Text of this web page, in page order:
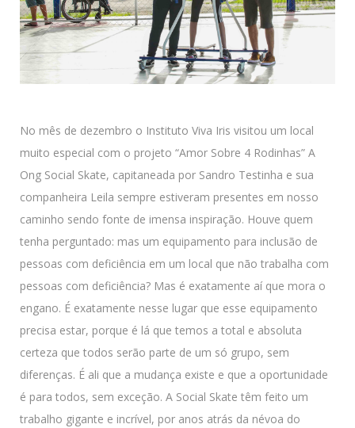
No mês de dezembro o Instituto Viva Iris visitou um local
muito especial com o projeto “Amor Sobre 4 Rodinhas” A
Ong Social Skate, capitaneada por Sandro Testinha e sua
companheira Leila sempre estiveram presentes em nosso
caminho sendo fonte de imensa inspiração. Houve quem
tenha perguntado: mas um equipamento para inclusão de
pessoas com deficiência em um local que não trabalha com
pessoas com deficiência? Mas é exatamente aí que mora o
engano. É exatamente nesse lugar que esse equipamento
precisa estar, porque é lá que temos a total e absoluta
certeza que todos serão parte de um só grupo, sem
diferenças. É ali que a mudança existe e que a oportunidade
é para todos, sem exceção. A Social Skate têm feito um
trabalho gigante e incrível, por anos atrás da névoa do